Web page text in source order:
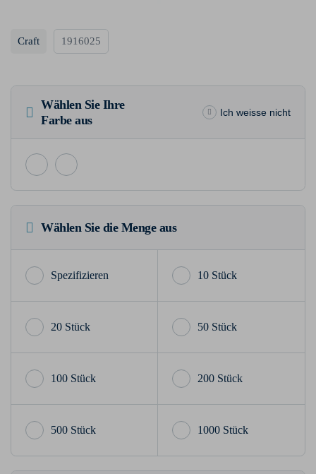
Craft 1916025
Wählen Sie Ihre
Farbe aus
Ich weisse nicht
Wählen Sie die Menge aus
10 Stück
20 Stück 50 Stück
100 Stück 200 Stück
500 Stück 1000 Stück